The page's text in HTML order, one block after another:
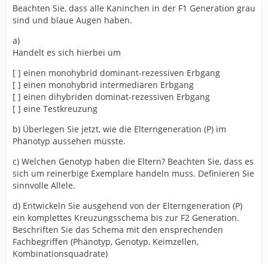
Beachten Sie, dass alle Kaninchen in der F1 Generation grau
sind und blaue Augen haben.
a)
Handelt es sich hierbei um
[ ] einen monohybrid dominant-rezessiven Erbgang
[ ] einen monohybrid intermediären Erbgang
[ ] einen dihybriden dominat-rezessiven Erbgang
[ ] eine Testkreuzung
b) Überlegen Sie jetzt, wie die Elterngeneration (P) im
Phänotyp aussehen müsste.
c) Welchen Genotyp haben die Eltern? Beachten Sie, dass es
sich um reinerbige Exemplare handeln muss. Definieren Sie
sinnvolle Allele.
d) Entwickeln Sie ausgehend von der Elterngeneration (P)
ein komplettes Kreuzungsschema bis zur F2 Generation.
Beschriften Sie das Schema mit den ensprechenden
Fachbegriffen (Phänotyp, Genotyp, Keimzellen,
Kombinationsquadrate)